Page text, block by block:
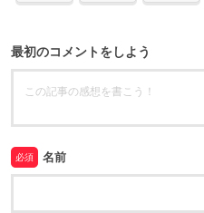
最初のコメントをしよう
必須 名前